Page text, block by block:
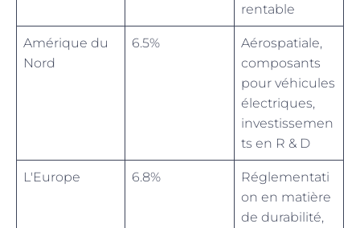
rentable
Amérique du
Nord
6.5%
Aérospatiale,
composants
pour véhicules
électriques,
investissemen
ts en R & D
L'Europe 6.8%
Réglementati
on en matière
de durabilité,